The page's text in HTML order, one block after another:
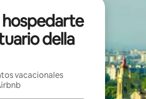
hospedarte
della
vacacionales